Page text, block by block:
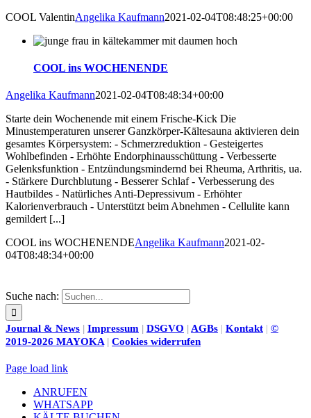
COOL ValentinAngelika Kaufmann2021-02-04T08:48:25+00:00
COOL ins WOCHENENDE
Angelika Kaufmann2021-02-04T08:48:34+00:00
Starte dein Wochenende mit einem Frische-Kick Die
Minustemperaturen unserer Ganzkörper-Kältesauna aktivieren dein
gesamtes Körpersystem: - Schmerzreduktion - Gesteigertes
Wohlbefinden - Erhöhte Endorphinausschüttung - Verbesserte
Gelenksfunktion - Entzündungsmindernd bei Rheuma, Arthritis, ua.
- Stärkere Durchblutung - Besserer Schlaf - Verbesserung des
Hautbildes - Natürliches Anti-Depressivum - Erhöhter
Kalorienverbrauch - Unterstützt beim Abnehmen - Cellulite kann
gemildert [...]
COOL ins WOCHENENDEAngelika Kaufmann2021-02-
04T08:48:34+00:00
Suche nach:
Journal & News | Impressum | DSGVO | AGBs | Kontakt | ©
2019-2026 MAYOKA | Cookies widerrufen
Page load link
ANRUFEN
WHATSAPP